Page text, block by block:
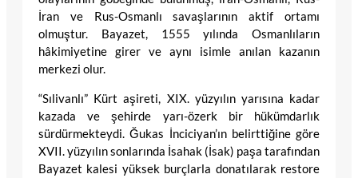
İran ve Rus-Osmanlı savaşlarının aktif ortamı
olmuştur. Bayazet, 1555 yılında Osmanlıların
hâkimiyetine girer ve aynı isimle anılan kazanın
merkezi olur.
“Sılivanlı” Kürt aşireti, XIX. yüzyılın yarısına kadar
kazada ve şehirde yarı-özerk bir hükümdarlık
sürdürmekteydi. Ğukas İnciciyan’ın belirttiğine göre
XVII. yüzyılın sonlarında İsahak (İsak) paşa tarafından
Bayazet kalesi yüksek burçlarla donatılarak restore